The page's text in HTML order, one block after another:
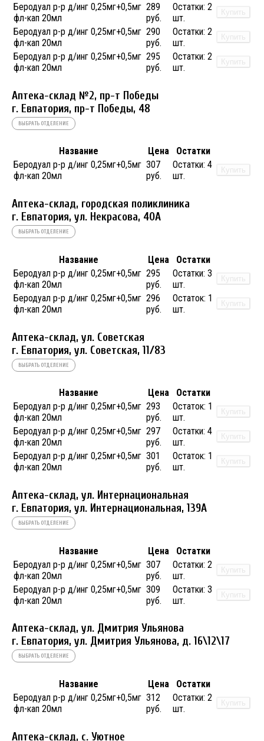
Беродуал р-р д/инг 0,25мг+0,5мг
фл-кап 20мл
289
руб.
Остатки: 2
шт.
Купить
Беродуал р-р д/инг 0,25мг+0,5мг
фл-кап 20мл
290
руб.
Остатки: 2
шт.
Купить
Беродуал р-р д/инг 0,25мг+0,5мг
фл-кап 20мл
295
руб.
Остатки: 2
шт.
Купить
Аптека-склад №2, пр-т Победы
г. Евпатория, пр-т Победы, 48
ВЫБРАТЬ ОТДЕЛЕНИЕ
Название Цена
Остатки
Беродуал р-р д/инг 0,25мг+0,5мг
фл-кап 20мл
307
руб.
Остатки: 4
шт.
Купить
Аптека-склад, городская поликлиника
г. Евпатория, ул. Некрасова, 40A
ВЫБРАТЬ ОТДЕЛЕНИЕ
Название Цена
Остатки
Беродуал р-р д/инг 0,25мг+0,5мг
фл-кап 20мл
295
руб.
Остатки: 3
шт.
Купить
Беродуал р-р д/инг 0,25мг+0,5мг
фл-кап 20мл
296
руб.
Остаток: 1
шт.
Купить
Аптека-склад, ул. Советская
г. Евпатория, ул. Советская, 11/83
ВЫБРАТЬ ОТДЕЛЕНИЕ
Название Цена
Остатки
Беродуал р-р д/инг 0,25мг+0,5мг
фл-кап 20мл
293
руб.
Остаток: 1
шт.
Купить
Беродуал р-р д/инг 0,25мг+0,5мг
фл-кап 20мл
297
руб.
Остатки: 4
шт.
Купить
Беродуал р-р д/инг 0,25мг+0,5мг
фл-кап 20мл
301
руб.
Остаток: 1
шт.
Купить
Аптека-склад, ул. Интернациональная
г. Евпатория, ул. Интернациональная, 139А
ВЫБРАТЬ ОТДЕЛЕНИЕ
Название Цена
Остатки
Беродуал р-р д/инг 0,25мг+0,5мг
фл-кап 20мл
307
руб.
Остатки: 2
шт.
Купить
Беродуал р-р д/инг 0,25мг+0,5мг
фл-кап 20мл
309
руб.
Остатки: 3
шт.
Купить
Аптека-склад, ул. Дмитрия Ульянова
г. Евпатория, ул. Дмитрия Ульянова, д. 16\12\17
ВЫБРАТЬ ОТДЕЛЕНИЕ
Название Цена
Остатки
Беродуал р-р д/инг 0,25мг+0,5мг
фл-кап 20мл
312
руб.
Остатки: 2
шт.
Купить
Аптека-склад, с. Уютное